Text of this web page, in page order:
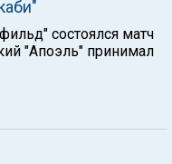
состоялся матч
"Апоэль" принимал